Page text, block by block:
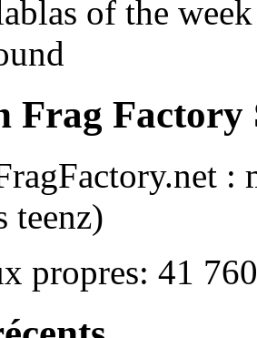
of the week
Frag Factory
:
teenz)
propres: 41